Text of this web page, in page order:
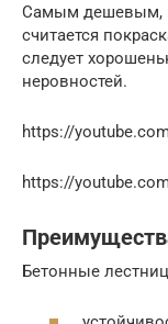
Самым дешевым,
считается
следует
неровностей.
https://
https://
Бетонные